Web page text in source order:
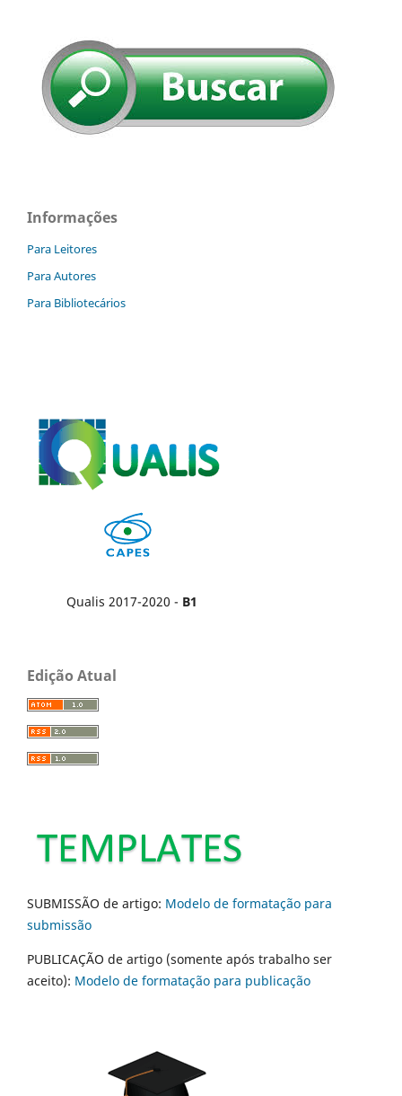
Informações
Para Leitores
Para Autores
Para Bibliotecários
Qualis 2017-2020 - B1
Edição Atual
SUBMISSÃO de artigo: Modelo de formatação para
submissão
PUBLICAÇÃO de artigo (somente após trabalho ser
aceito): Modelo de formatação para publicação